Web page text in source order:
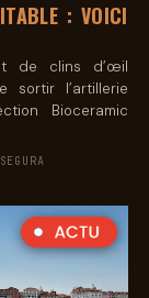
: VOICI
de clins d’œil
sortir l’artillerie
Bioceramic